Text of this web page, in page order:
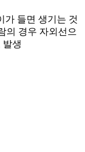
가 들면 생기는 것
의 경우 자외선으
발생